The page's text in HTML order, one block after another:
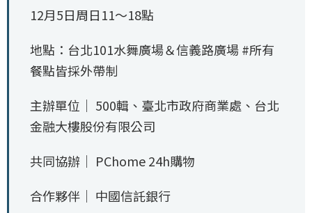
12月5日周日11～18點
地點：台北101水舞廣場＆信義路廣場 #所有
餐點皆採外帶制
主辦單位｜ 500輯、臺北市政府商業處、台北
金融大樓股份有限公司
共同協辦｜ PChome 24h購物
合作夥伴｜ 中國信託銀行